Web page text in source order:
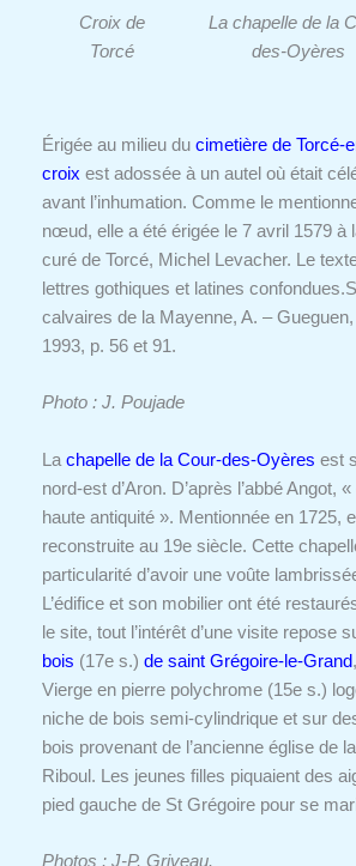
Croix de
Torcé
La chapelle de la
des-Oyères
Érigée au milieu du cimetière de Torcé-
croix est adossée à un autel où était
avant l’inhumation. Comme le
nœud, elle a été érigée le 7 avril 1579 à
curé de Torcé, Michel Levacher. Le
lettres gothiques et latines confondues.
calvaires de la Mayenne, A. –
1993, p. 56 et 91.
Photo : J. Poujade
La chapelle de la Cour-des-Oyères est
nord-est d’Aron. D’après l’abbé Angot,
haute antiquité ». Mentionnée en 1725,
reconstruite au 19e siècle. Cette
particularité d’avoir une voûte
L’édifice et son mobilier ont été
le site, tout l’intérêt d’une visite repose
bois (17e s.) de saint Grégoire-le-Grand
Vierge en pierre polychrome (15e s.)
niche de bois semi-cylindrique et sur
bois provenant de l’ancienne église de
Riboul. Les jeunes filles piquaient des
pied gauche de St Grégoire pour se
Photos : J-P. Griveau.